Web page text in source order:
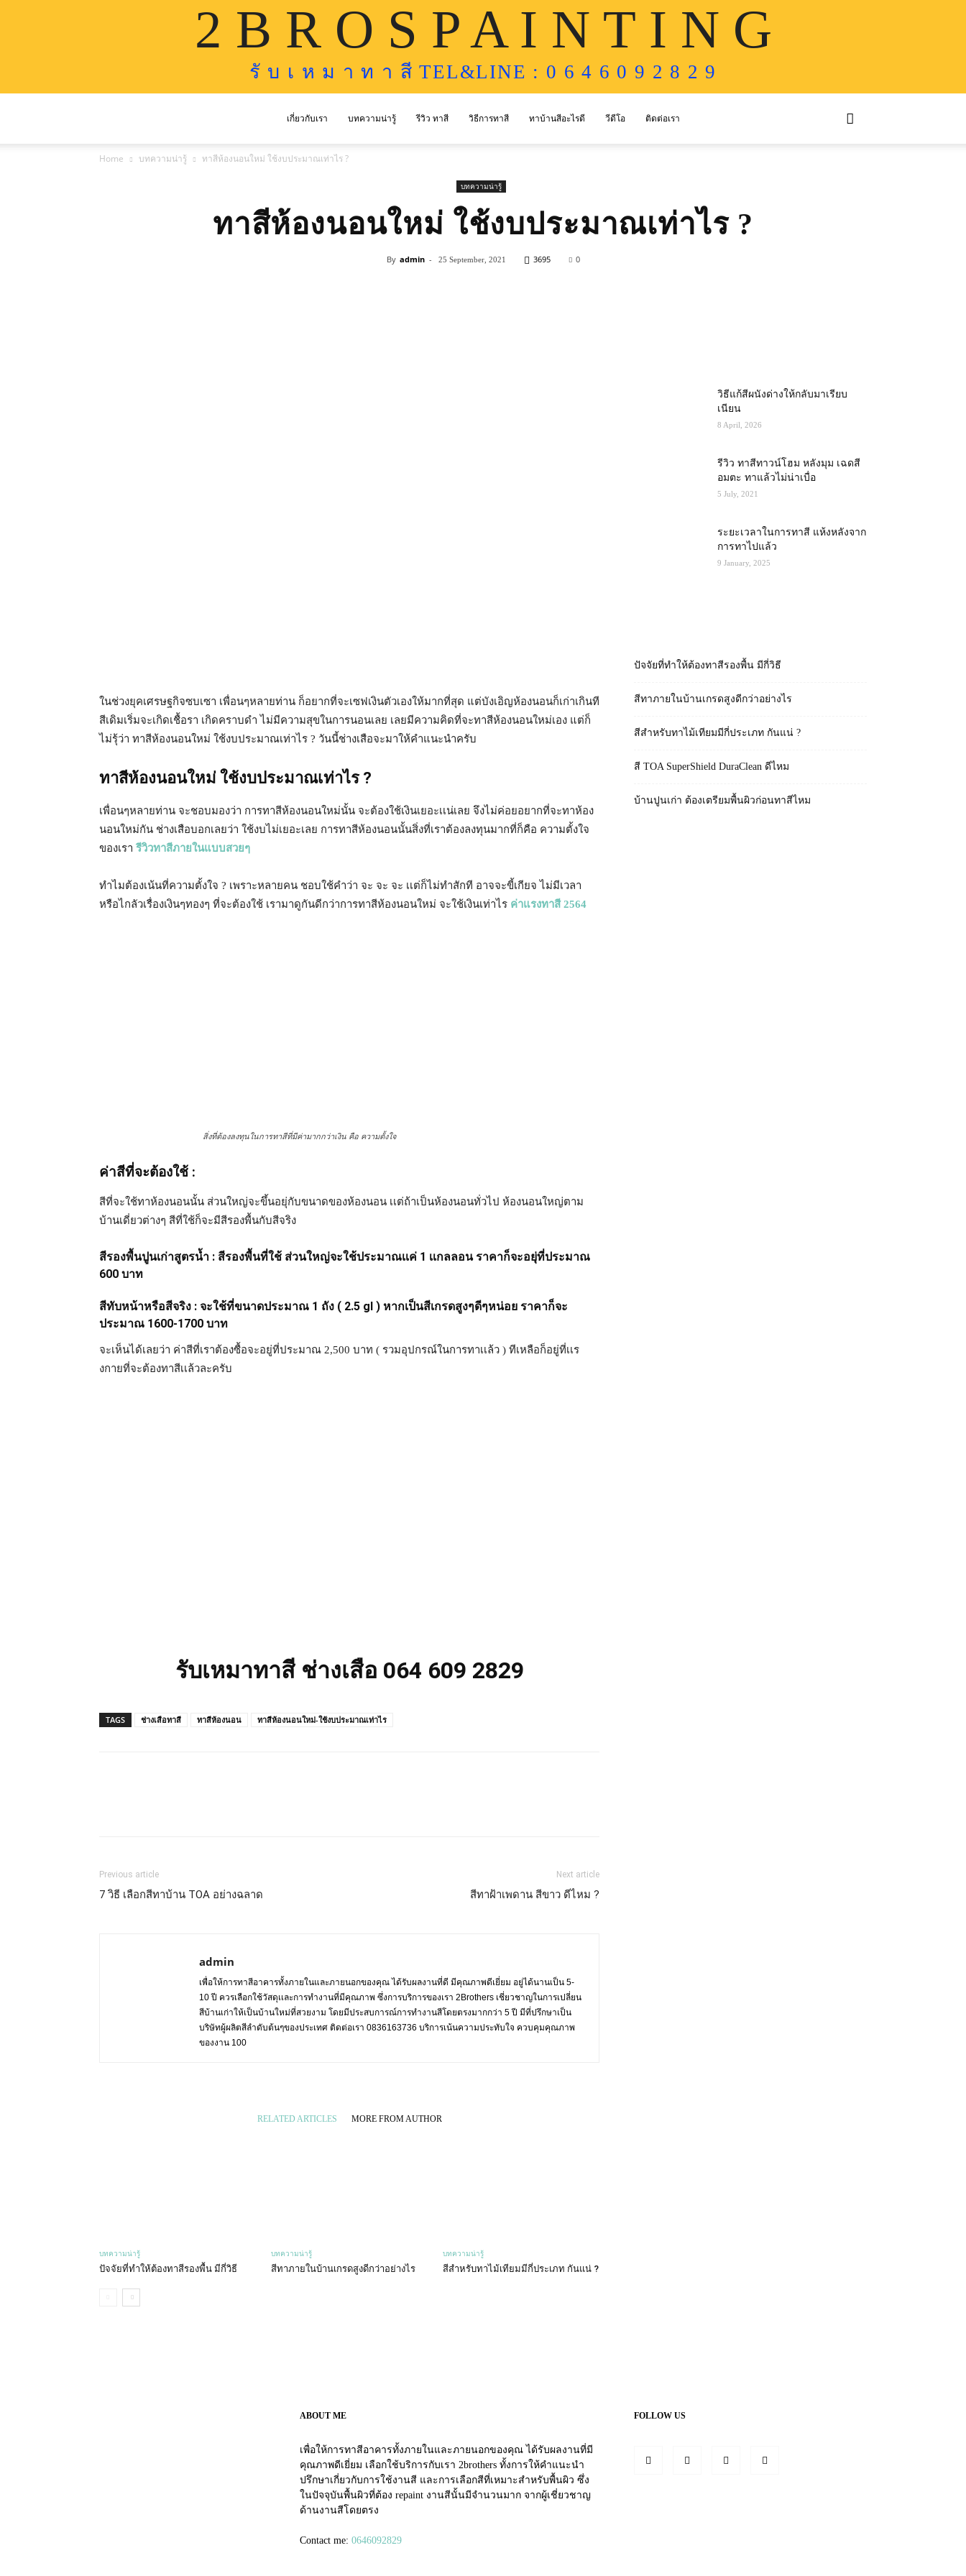
2 B R O S P A I N T I N G
รั บ เ ห ม า ท า สี TEL&LINE : 0 6 4 6 0 9 2 8 2 9
เกี่ยวกับเรา บทความน่ารู้ รีวิว ทาสี วิธีการทาสี ทาบ้านสีอะไรดี วีดีโอ ติดต่อเรา
Home บทความน่ารู้ ทาสีห้องนอนใหม่ ใช้งบประมาณเท่าไร ?
บทความน่ารู้
ทาสีห้องนอนใหม่ ใช้งบประมาณเท่าไร ?
By admin - 25 September, 2021 3695 0
ในช่วงยุคเศรษฐกิจซบเซา เพื่อนๆหลายท่าน ก็อยากที่จะเซฟเงินตัวเองให้มากที่สุด แต่บังเอิญห้องนอนก็เก่าเกินที
สีเดิมเริ่มจะเกิดเชื้อรา เกิดคราบดำ ไม่มีความสุขในการนอนเลย เลยมีความคิดที่จะทาสีห้องนอนใหม่เอง แต่ก็
ไม่รุ้ว่า ทาสีห้องนอนใหม่ ใช้งบประมาณเท่าไร ? วันนี้ช่างเสือจะมาให้คำแนะนำครับ
ทาสีห้องนอนใหม่ ใช้งบประมาณเท่าไร ?
เพื่อนๆหลายท่าน จะชอบมองว่า การทาสีห้องนอนใหม่นั้น จะต้องใช้เงินเยอะเเน่เลย จึงไม่ค่อยอยากที่จะทาห้อง
นอนใหม่กัน ช่างเสือบอกเลยว่า ใช้งบไม่เยอะเลย การทาสีห้องนอนนั้นสิ่งที่เราต้องลงทุนมากที่ก็คือ ความตั้งใจ
ของเรา รีวิวทาสีภายในแบบสวยๆ
ทำไมต้องเน้นที่ความตั้งใจ ? เพราะหลายคน ชอบใช้คำว่า จะ จะ จะ เเต่ก็ไม่ทำสักที อาจจะขี้เกียจ ไม่มีเวลา
หรือไกลัวเรื่องเงินๆทองๆ ที่จะต้องใช้ เรามาดูกันดีกว่าการทาสีห้องนอนใหม่ จะใช้เงินเท่าไร ค่าแรงทาสี 2564
สิ่งที่ต้องลงทุนในการทาสีที่มีค่ามากกว่าเงิน คือ ความตั้งใจ
ค่าสีที่จะต้องใช้ :
สีที่จะใช้ทาห้องนอนนั้น ส่วนใหญ่จะขึ้นอยุ่กับขนาดของห้องนอน เเต่ถ้าเป็นห้องนอนทั่วไป ห้องนอนใหญ่ตาม
บ้านเดี่ยวต่างๆ สีที่ใช้ก็จะมีสีรองพื้นกับสีจริง
สีรองพื้นปูนเก่าสูตรน้ำ : สีรองพื้นที่ใช้ ส่วนใหญ่จะใช้ประมาณเเค่ 1 เเกลลอน ราคาก็จะอยุ่ที่ประมาณ
600 บาท
สีทับหน้าหรือสีจริง : จะใช้ที่ขนาดประมาณ 1 ถัง ( 2.5 gl ) หากเป็นสีเกรดสูงๆดีๆหน่อย ราคาก็จะ
ประมาณ 1600-1700 บาท
จะเห็นได้เลยว่า ค่าสีที่เราต้องซื้อจะอยู่ที่ประมาณ 2,500 บาท ( รวมอุปกรณ์ในการทาเเล้ว ) ทีเหลือก็อยู่ที่เเร
งกายที่จะต้องทาสีเเล้วละครับ
รับเหมาทาสี ช่างเสือ 064 609 2829
TAGS ช่างเสือทาสี ทาสีห้องนอน ทาสีห้องนอนใหม่-ใช้งบประมาณเท่าไร
Previous article
7 วิธี เลือกสีทาบ้าน TOA อย่างฉลาด
Next article
สีทาฝ้าเพดาน สีขาว ดีไหม ?
admin
เพื่อให้การทาสีอาคารทั้งภายในและภายนอกของคุณ ได้รับผลงานที่ดี มีคุณภาพดีเยี่ยม อยู่ได้นานเป็น 5-
10 ปี ควรเลือกใช้วัสดุเเละการทำงานที่มีคุณภาพ ซึ่งการบริการของเรา 2Brothers เชี่ยวชาญในการเปลี่ยน
สีบ้านเก่าให้เป็นบ้านใหม่ที่สวยงาม โดยมีประสบการณ์การทำงานสีโดยตรงมากกว่า 5 ปี มีที่ปรึกษาเป็น
บริษัทผู้ผลิตสีลำดับต้นๆของประเทศ ติดต่อเรา 0836163736 บริการเน้นความประทับใจ ควบคุมคุณภาพ
ของงาน 100
RELATED ARTICLES MORE FROM AUTHOR
บทความน่ารู้
ปัจจัยที่ทำให้ต้องทาสีรองพื้น มีกี่วิธี
บทความน่ารู้
สีทาภายในบ้านเกรดสูงดีกว่าอย่างไร
บทความน่ารู้
สีสำหรับทาไม้เทียมมีกี่ประเภท กันแน่ ?
วิธีแก้สีผนังด่างให้กลับมาเรียบ
เนียน
8 April, 2026
รีวิว ทาสีทาวน์โฮม หลังมุม เฉดสี
อมตะ ทาแล้วไม่น่าเบื่อ
5 July, 2021
ระยะเวลาในการทาสี แห้งหลังจาก
การทาไปแล้ว
9 January, 2025
ปัจจัยที่ทำให้ต้องทาสีรองพื้น มีกี่วิธี
สีทาภายในบ้านเกรดสูงดีกว่าอย่างไร
สีสำหรับทาไม้เทียมมีกี่ประเภท กันแน่ ?
สี TOA SuperShield DuraClean ดีไหม
บ้านปูนเก่า ต้องเตรียมพื้นผิวก่อนทาสีไหม
ABOUT ME
เพื่อให้การทาสีอาคารทั้งภายในและภายนอกของคุณ ได้รับผลงานที่มี
คุณภาพดีเยี่ยม เลือกใช้บริการกับเรา 2brothers ทั้งการให้คำแนะนำ
ปรึกษาเกี่ยวกับการใช้งานสี และการเลือกสีที่เหมาะสำหรับพื้นผิว ซึ่ง
ในปัจจุบันพื้นผิวที่ต้อง repaint งานสีนั้นมีจำนวนมาก จากผู้เชี่ยวชาญ
ด้านงานสีโดยตรง
tv izle
Contact me: 0646092829
FOLLOW US